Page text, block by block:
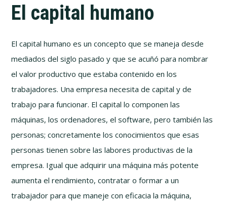
El capital humano
El capital humano es un concepto que se maneja desde
mediados del siglo pasado y que se acuñó para nombrar
el valor productivo que estaba contenido en los
trabajadores. Una empresa necesita de capital y de
trabajo para funcionar. El capital lo componen las
máquinas, los ordenadores, el software, pero también las
personas; concretamente los conocimientos que esas
personas tienen sobre las labores productivas de la
empresa. Igual que adquirir una máquina más potente
aumenta el rendimiento, contratar o formar a un
trabajador para que maneje con eficacia la máquina,